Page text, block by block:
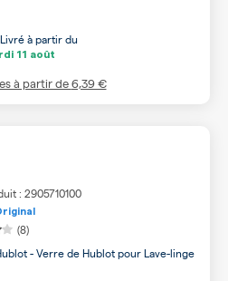
Livré à partir du
11 août
à partir de6,39 €
: 2905710100
(8)
- Verre de Hublot pour Lave-linge